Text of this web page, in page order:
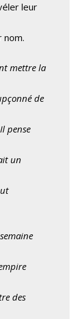
leur
nom.
mettre la
de
pense
un
des